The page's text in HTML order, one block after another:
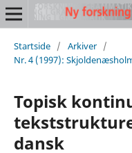
Startside / Arkiver /
Nr. 4 (1997):
Topisk
dansk